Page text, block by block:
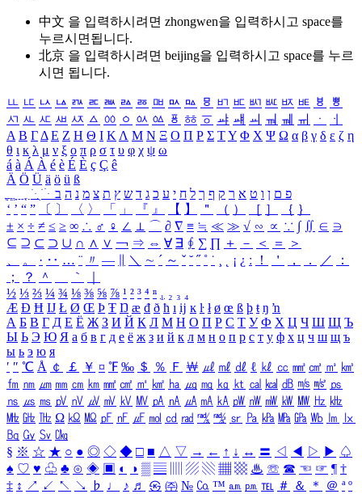
中文 을 입력하시려면 zhongwen을 입력하시고 space를
누르시면됩니다.
北京 을 입력하시려면 beijing을 입력하시고 space를 누르
시면 됩니다.
ㅥ ㅦ ㅧ ㅨ ㅩ ㅪ ㅫ ㅬ ㅭ ㅮ ㅯ ㅰ ㅱ ㅲ ㅳ ㅴ ㅵ ㅶ ㅷ ㅸ
ㅹ
ㅺ ㅻ ㅼ ㅽ ㅾ ㅿ ㆀ ㆁ ㆂ ㆃ ㆄ ㆅ ㆆ ㆇ ㆈ ㆉ ㆊ ㆋ ㆌ ㆍ
ㆎ
Α Β ΓΔ Ε Ζ Η Θ Ι ΚΛ Μ Ν Ξ Ο Π Ρ Σ ΤΥ Φ Χ Ψ Ω α β γ δ ε ζ η
θ ι κ λ μ ν ξ ο π ρ σ τ υ φ χ ψ ω
á à Á À é è É È ç Ç ê
Ä Ö Ü ä ö ü ß
ִֶֹ ֻּ ׁׂ פ ם ן ו ט א ר ק ף ך ל ח י ע כ ג ד ש ץ ת צ מ נ ה ב
‘ ’ “ ” 〔 〕 〈 〉 「 」 『 』 【 】 ＂ （ ） ［ ］ ｛ ｝
± × ÷ ≠ ≤ ≥ ∞ ∴ ♂ ♀ ∠ ⊥ ⌒ ∂ ∇ ≡ ≒ ≪ ≫ √ ∽ ∝ ∵ ∫ ∬ ∈ ∋
⊆ ⊇ ⊂ ⊃ ∪ ∩ ∧ ∨ ￢ ⇒ ⇔ ∀ ∃ ∮ ∑ ∏ ＋ － ＜ ＝
＞
、
。 · ‥ … ¨ 〃 ― ＼ ∼ ´ ～ ˇ ˘ ˝ ˚ ˙ ¸ ¡ ¿ ː ！ ＇ ， ． ／
：
；
？ ＾ ｀
½ ⅓ ⅔ ¼ ¾ ⅛ ⅜ ⅝ ⅞ ¹ ² ³ ⁴ ⁿ ₁ ₂ ₃ ₄
Æ Ð Ħ Ĳ Ł Ø Œ Þ Ŧ Ŋ æ đ ð ħ ı ĳ ĸ ŀ ł ø œ ß þ ŧ ŋ ŉ
А Б В Г Д Е Ё Ж З И Й К Л М Н О П Р С Т У Ф Х Ц Ч Ш Щ Ъ
Ы Ь Э Ю Я а б в г д е ё ж з и й к л м н о п р с т у ф х ц ч ш щ ъ
ы ь э ю я
′ ″ ℃ Å ￠ ￡ ￥ ¤ ℉ ‰ ＄ ％ Ｆ ￦ ㎕ ㎖ ㎗ ℓ ㎘ ㏄ ㎣ ㎤ ㎥ ㎦
㎙ ㎚ ㎛ ㎜ ㎝ ㎞ ㎟ ㎠ ㎡ ㎢ ㏊ ㎍ ㎎ ㎏ ㏏ ㎈ ㎉ ㏈ ㎧ ㎨ ㎰
㎱ ㎲ ㎳ ㎴ ㎵ ㎶ ㎷ ㎸ ㎹ ㎀ ㎁ ㎂ ㎃ ㎄ ㎺ ㎻ ㎽ ㎾ ㎿ ㎐ ㎑
㎒ ㎓ ㎔ Ω ㏀ ㏁ ㎊ ㎋ ㎌ ㏖ ㏅ ㎭ ㎮ ㎯ ㏛ ㎩ ㎪ ㎫ ㎬ ㏝ ㏐
㏓
㏃ ㏉ ㏜ ㏆
§ ※ ☆ ★ ○ ● ◎ ◇ ◆ □ ■ △ ▽ → ← ↑ ↓ ↔ 〓 ◁ ◀ ▷ ▶ ♤
♠ ♡ ♥ ♧ ♣ ⊙ ◈ ▣ ◐ ◑ ▒ ▤ ▨ ▧ ▦ ▩ ♨ ☏ ☎ ☜ ☞ ¶ †
‡ ↕ ↗ ↙ ↖ ↘ ♭ ♩ ♪ ♬ ㉿ ㈜ № ㏇ ™ ㏂ ㏘ ℡ ＃ ＆ ＊ ＠ ª º